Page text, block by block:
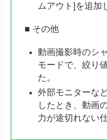
ムアウト]を追加
■ その他
動画撮影時のシ
モードで、絞り
た。
外部モニターな
したとき、動画
力が途切れない